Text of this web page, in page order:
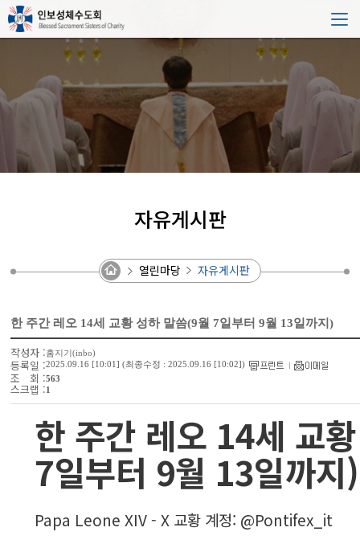
자유게시판
열린마당 자유게시판
한 주간 레오 14세 교황 성하 말씀(9월 7일부터 9월 13일까지)
작성자 :홈지기(inbo)
등록일 :2025.09.16 [10:01] (최종수정 :2025.09.16 [10:02])
조 회 :563
스크랩 :1
한 주간 레오 14세 교
7일부터 9월 13일까지)
Papa Leone XIV - X 교황 계정: @Pontifex_it